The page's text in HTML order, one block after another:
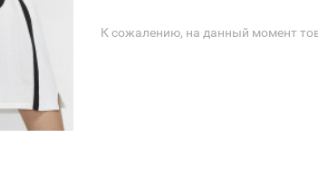
К сожалению, на данный момент